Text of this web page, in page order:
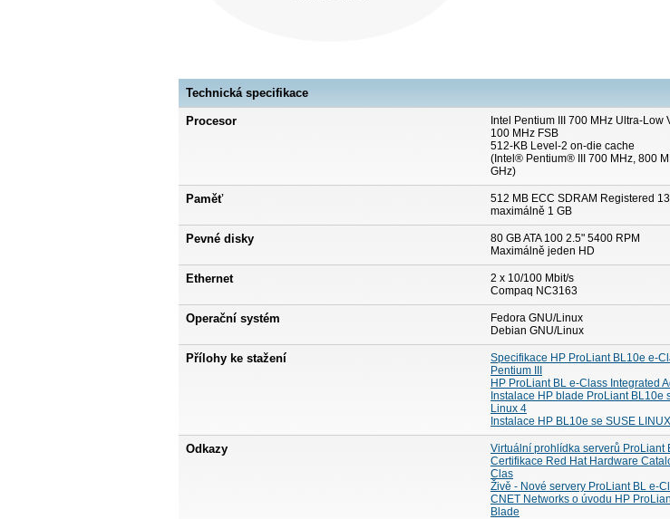
Technická specifikace
Procesor
Intel Pentium III 700 MHz Ultra-Low
100 MHz FSB
512-KB Level-2 on-die cache
(Intel® Pentium® III 700 MHz, 800
GHz)
Paměť
512 MB ECC SDRAM Registered
maximálně 1 GB
Pevné disky
80 GB ATA 100 2.5" 5400 RPM
Maximálně jeden HD
Ethernet
2 x 10/100 Mbit/s
Compaq NC3163
Operační systém
Fedora GNU/Linux
Debian GNU/Linux
Přílohy ke stažení
Specifikace HP ProLiant BL10e e-
Pentium III
HP ProLiant BL e-Class Integrated
Instalace HP blade ProLiant BL10e
Linux 4
Instalace HP BL10e se SUSE
Odkazy
Virtuální prohlídka serverů ProLiant
Certifikace Red Hat Hardware
Clas
Živě - Nové servery ProLiant BL e-
CNET Networks o úvodu HP
Blade